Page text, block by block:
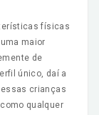
físicas
maior
de
único, daí a
crianças
qualquer